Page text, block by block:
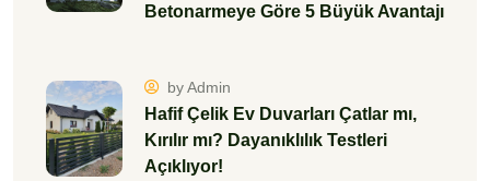
Betonarmeye Göre 5 Büyük Avantajı
by Admin
Hafif Çelik Ev Duvarları Çatlar mı,
Kırılır mı? Dayanıklılık Testleri
Açıklıyor!